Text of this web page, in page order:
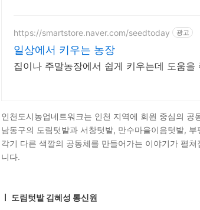
https://smartstore.naver.com/seedtoday 광고
일상에서 키우는 농장
집이나 주말농장에서 쉽게 키우는데 도움을
인천도시농업네트워크는 인천 지역에 회원 중심의 공
남동구의 도림텃밭과 서창텃밭, 만수마을이음텃밭,
각기 다른 색깔의 공동체를 만들어가는 이야기가 펼
니다.
ㅣ 도림텃밭 김혜성 통신원